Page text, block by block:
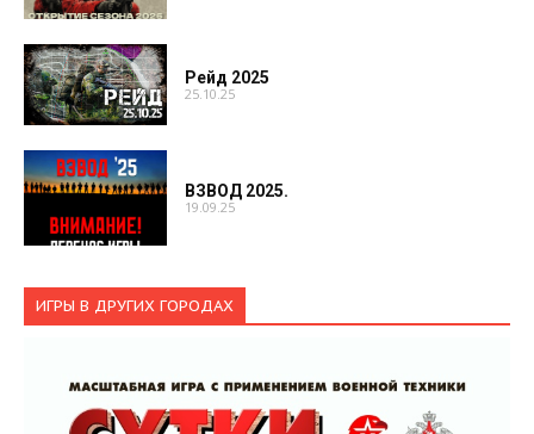
Рейд 2025
25.10.25
ВЗВОД 2025.
19.09.25
ИГРЫ В ДРУГИХ ГОРОДАХ